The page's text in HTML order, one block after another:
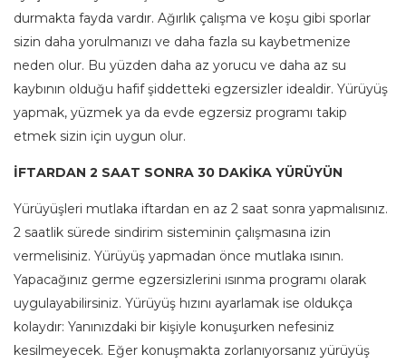
durmakta fayda vardır. Ağırlık çalışma ve koşu gibi sporlar
sizin daha yorulmanızı ve daha fazla su kaybetmenize
neden olur. Bu yüzden daha az yorucu ve daha az su
kaybının olduğu hafif şiddetteki egzersizler idealdir. Yürüyüş
yapmak, yüzmek ya da evde egzersiz programı takip
etmek sizin için uygun olur.
İFTARDAN 2 SAAT SONRA 30 DAKİKA YÜRÜYÜN
Yürüyüşleri mutlaka iftardan en az 2 saat sonra yapmalısınız.
2 saatlik sürede sindirim sisteminin çalışmasına izin
vermelisiniz. Yürüyüş yapmadan önce mutlaka ısının.
Yapacağınız germe egzersizlerini ısınma programı olarak
uygulayabilirsiniz. Yürüyüş hızını ayarlamak ise oldukça
kolaydır: Yanınızdaki bir kişiyle konuşurken nefesiniz
kesilmeyecek. Eğer konuşmakta zorlanıyorsanız yürüyüş